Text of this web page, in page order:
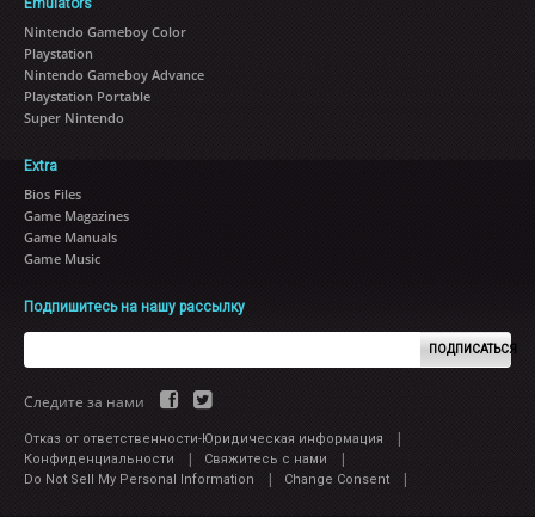
Emulators
Nintendo Gameboy Color
Playstation
Nintendo Gameboy Advance
Playstation Portable
Super Nintendo
Extra
Bios Files
Game Magazines
Game Manuals
Game Music
Подпишитесь на нашу рассылку
ПОДПИСАТЬСЯ
Следите за нами
Отказ от ответственности-Юридическая информация |
Конфиденциальности | Свяжитесь с нами |
Do Not Sell My Personal Information | Change Consent |